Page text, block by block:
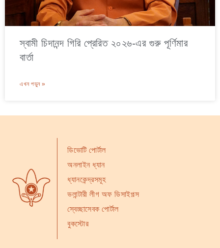
স্বামী চিদানন্দ গিরি প্রেরিত ২০২৬-এর গুরু পূর্ণিমার
বার্তা
এখন পড়ুন »
ডিভোটি পোর্টাল
অনলাইন ধ্যান
ধ্যানকেন্দ্রসমূহ
ভলান্টারী লীগ অফ ডিসাইপল্স
স্বেচ্ছাসেবক পোর্টাল
বুকস্টোর